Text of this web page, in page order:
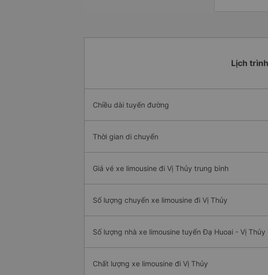
Lịch
Chiều dài tuyến đường
Thời gian di chuyển
Giá vé xe limousine đi Vị Thủy trung bình
Số lượng chuyến xe limousine đi Vị Thủy
Số lượng nhà xe limousine tuyến Đạ Huoai - Vị Thủy
Chất lượng xe limousine đi Vị Thủy